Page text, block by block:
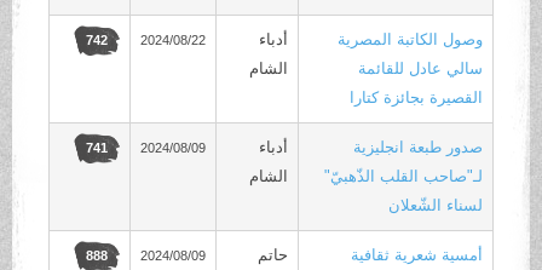
وصول الكاتبة المصرية
سالي عادل للقائمة
القصيرة بجائزة كتارا
أدباء
الشام
2024/08/22
742
صدور طبعة انجليزية
لـ"صاحب القلب الذّهبيّ"
لسناء الشّعلان
أدباء
الشام
2024/08/09
741
أمسية شعرية ثقافية
حاتم
2024/08/09
888